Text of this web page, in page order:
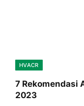
HVACR
7 Rekomendasi
2023